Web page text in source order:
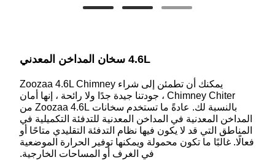
4.6L سخان المداخن المعدني
يمكنك أن تطمئن إلى شراء Zoozaa 4.6L Chimney
Chimney Chiter ، جودتنا جيدة جدًا ولا رائحة ، إنها أمان
بالنسبة لك. عادةً ما تستخدم سخانات Zoozaa 4.6L من
المداخن المعدنية في المداخن المعدنية للتدفئة التكميلية في
المناطق التي قد لا يكون فيها نظام التدفئة التقليدي متاحًا أو
فعالًا. غالبًا ما تكون محمولة ويمكنها توفير الحرارة الموضعية
في الغرف أو المساحات الخارجية.